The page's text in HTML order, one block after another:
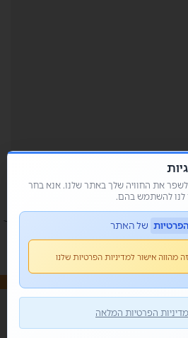
את החוויה שלך באתר שלנו. אנא בחר
לנו להשתמש בהם.
של האתר
אישור למדיניות הפרטיות שלנו
הפרטיות המלאה